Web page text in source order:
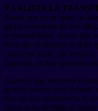
YA ALISTA LA
Anotó que ya se viene la
grupo netamente de
responsabilidad, tienen que
tiene que denunciar se tiene
casar con nadie, ojo
algo mal, no hay que traer
Anunció que en enero se
gestión saliente está
días en una conferencia de
cómo se ha recibido el